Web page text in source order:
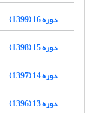
دوره 16 (1399)
دوره 15 (1398)
دوره 14 (1397)
دوره 13 (1396)